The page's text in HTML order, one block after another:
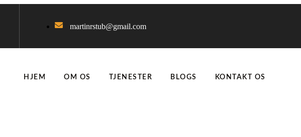
martinrstub@gmail.com
HJEM OM OS TJENESTER BLOGS KONTAKT OS